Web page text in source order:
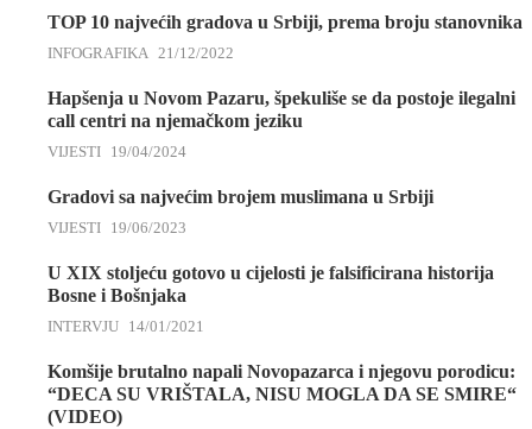
TOP 10 najvećih gradova u Srbiji, prema broju stanovnika
INFOGRAFIKA 21/12/2022
Hapšenja u Novom Pazaru, špekuliše se da postoje ilegalni
call centri na njemačkom jeziku
VIJESTI 19/04/2024
Gradovi sa najvećim brojem muslimana u Srbiji
VIJESTI 19/06/2023
U XIX stoljeću gotovo u cijelosti je falsificirana historija
Bosne i Bošnjaka
INTERVJU 14/01/2021
Komšije brutalno napali Novopazarca i njegovu porodicu:
“DECA SU VRIŠTALA, NISU MOGLA DA SE SMIRE“
(VIDEO)